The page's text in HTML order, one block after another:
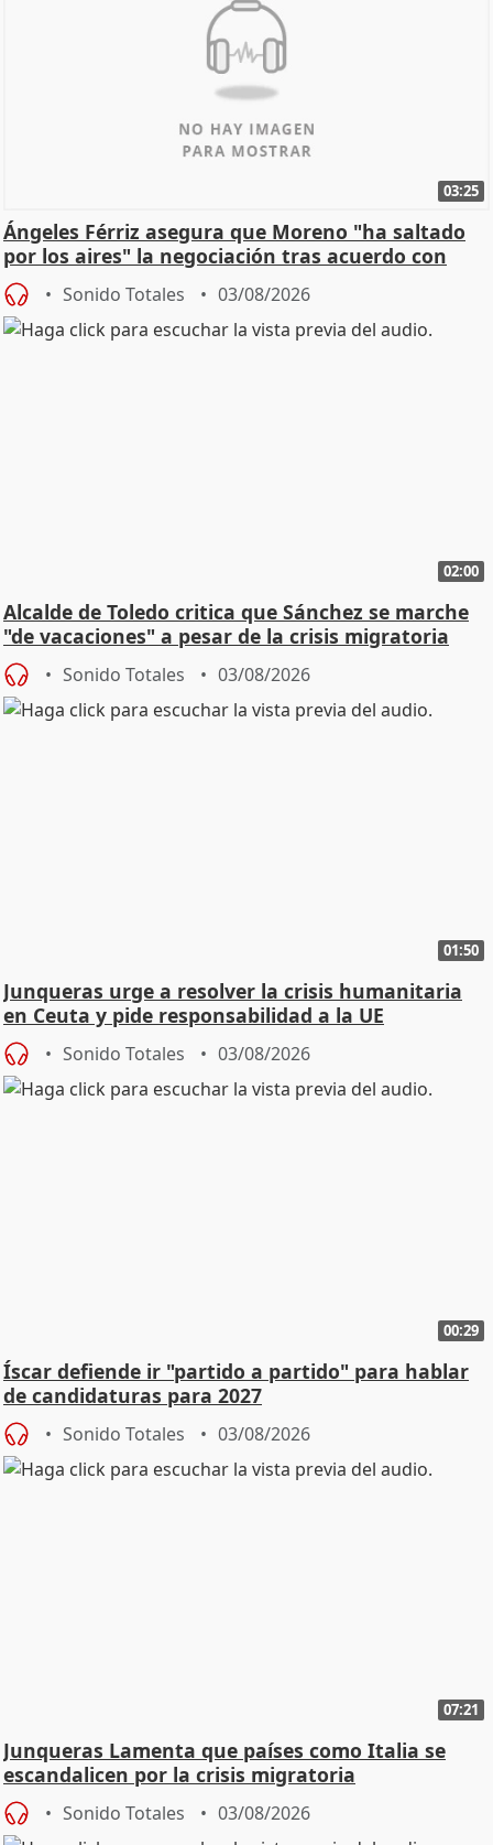
03:25
Ángeles Férriz asegura que Moreno "ha saltado
por los aires" la negociación tras acuerdo con
SMA
Sonido Totales 03/08/2026
02:00
Alcalde de Toledo critica que Sánchez se marche
"de vacaciones" a pesar de la crisis migratoria
Sonido Totales 03/08/2026
01:50
Junqueras urge a resolver la crisis humanitaria
en Ceuta y pide responsabilidad a la UE
Sonido Totales 03/08/2026
00:29
Íscar defiende ir "partido a partido" para hablar
de candidaturas para 2027
Sonido Totales 03/08/2026
07:21
Junqueras Lamenta que países como Italia se
escandalicen por la crisis migratoria
Sonido Totales 03/08/2026